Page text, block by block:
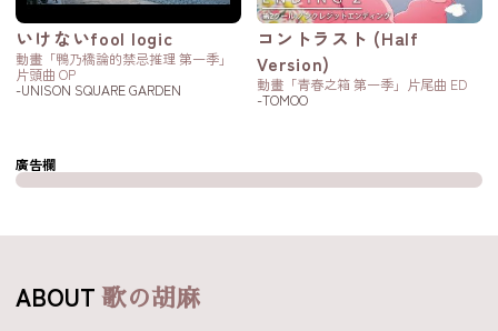
いけないfool logic
動畫「鴨乃橋論的禁忌推理 第一季」
片頭曲 OP
-UNISON SQUARE GARDEN
コントラスト (Half
Version)
動畫「青春之箱 第一季」片尾曲 ED
-TOMOO
廣告欄
ABOUT歌の胡麻